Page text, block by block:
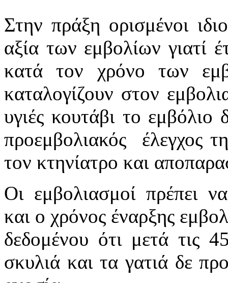
Στην πράξη ορισμένοι
αξία των εμβολίων γιατί
κατά τον χρόνο των
καταλογίζουν στον
υγιές κουτάβι το εμβόλιο
προεμβολιακός έλεγχος
τον κτηνίατρο και
Οι εμβολιασμοί πρέπει
και ο χρόνος έναρξης
δεδομένου ότι μετά τις
σκυλιά και τα γατιά δε